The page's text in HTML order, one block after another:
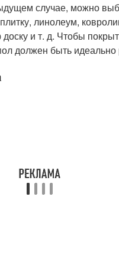
случае, можно
линолеум,
и т. д. Чтобы
должен быть